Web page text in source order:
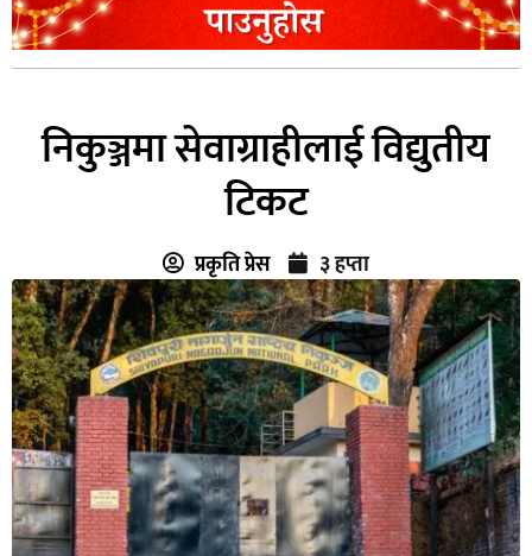
निकुञ्जमा सेवाग्राहीलाई विद्युतीय
टिकट
प्रकृति प्रेस ३ हप्ता